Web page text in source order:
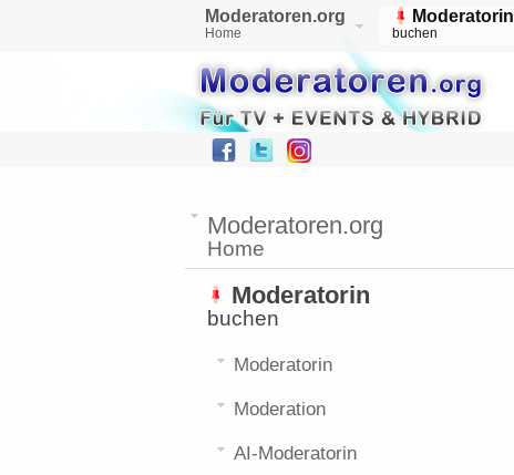
Moderatoren.org
Home
Moderatorin
buchen
Moderatoren.org
Home
Moderatorin
buchen
Moderatorin
Moderation
AI-Moderatorin